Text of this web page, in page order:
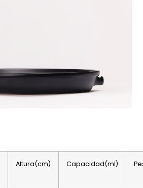
Altura(cm) Capacidad(ml)